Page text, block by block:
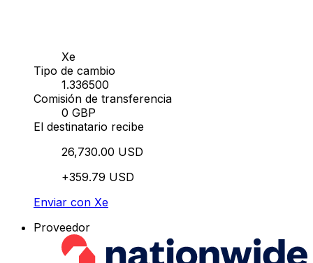
Xe
Tipo de cambio
1.336500
Comisión de transferencia
0 GBP
El destinatario recibe
26,730.00 USD
+359.79 USD
Enviar con Xe
Proveedor